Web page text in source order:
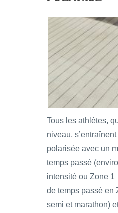
Tous les athlètes,
niveau,
polarisée avec un
temps passé
intensité ou Zone
de temps passé en
semi et marathon)